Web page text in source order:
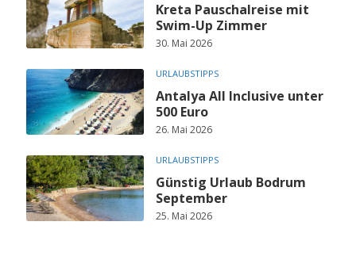
Kreta Pauschalreise mit
Swim-Up Zimmer
30. Mai 2026
URLAUBSTIPPS
Antalya All Inclusive unter
500 Euro
26. Mai 2026
URLAUBSTIPPS
Günstig Urlaub Bodrum
September
25. Mai 2026